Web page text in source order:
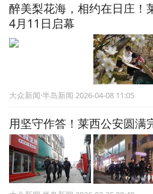
醉美梨花海，相约在日庄！
4月11日启幕
大众新闻·半岛新闻 2026-04-08 11:05
用坚守作答！莱西公安圆满